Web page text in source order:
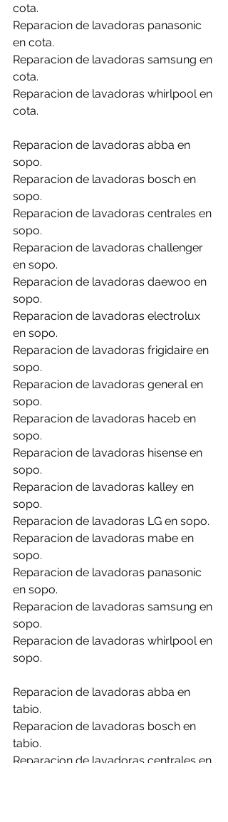
cota.
Reparacion de lavadoras panasonic
en cota.
Reparacion de lavadoras samsung en
cota.
Reparacion de lavadoras whirlpool en
cota.
Reparacion de lavadoras abba en
sopo.
Reparacion de lavadoras bosch en
sopo.
Reparacion de lavadoras centrales en
sopo.
Reparacion de lavadoras challenger
en sopo.
Reparacion de lavadoras daewoo en
sopo.
Reparacion de lavadoras electrolux
en sopo.
Reparacion de lavadoras frigidaire en
sopo.
Reparacion de lavadoras general en
sopo.
Reparacion de lavadoras haceb en
sopo.
Reparacion de lavadoras hisense en
sopo.
Reparacion de lavadoras kalley en
sopo.
Reparacion de lavadoras LG en sopo.
Reparacion de lavadoras mabe en
sopo.
Reparacion de lavadoras panasonic
en sopo.
Reparacion de lavadoras samsung en
sopo.
Reparacion de lavadoras whirlpool en
sopo.
Reparacion de lavadoras abba en
tabio.
Reparacion de lavadoras bosch en
tabio.
Reparacion de lavadoras centrales en